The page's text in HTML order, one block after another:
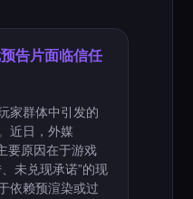
告片面临信任
家群体中引发的
近日，外媒
要原因在于游戏
未兑现承诺”的现
依赖预渲染或过